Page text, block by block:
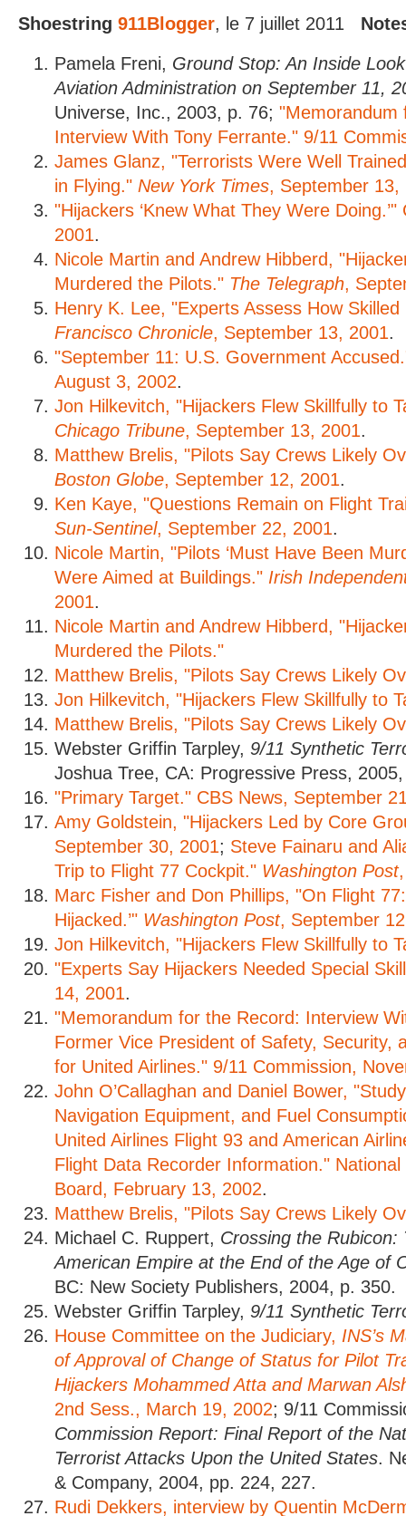
Shoestring 911Blogger, le 7 juillet 2011
Pamela Freni, Ground Stop: An Inside
Aviation Administration on September 11,
Universe, Inc., 2003, p. 76; "Memorandum
Interview With Tony Ferrante." 9/11
James Glanz, "Terrorists Were Well
in Flying." New York Times, September 13,
"Hijackers ‘Knew What They Were
2001.
Nicole Martin and Andrew Hibberd,
Murdered the Pilots." The Telegraph,
Henry K. Lee, "Experts Assess How
Francisco Chronicle, September 13, 2001.
"September 11: U.S. Government
August 3, 2002.
Jon Hilkevitch, "Hijackers Flew Skillfully to
Chicago Tribune, September 13, 2001.
Matthew Brelis, "Pilots Say Crews Likely
Boston Globe, September 12, 2001.
Ken Kaye, "Questions Remain on Flight
Sun-Sentinel, September 22, 2001.
Nicole Martin, "Pilots ‘Must Have Been
Were Aimed at Buildings." Irish
2001.
Nicole Martin and Andrew Hibberd,
Murdered the Pilots."
Matthew Brelis, "Pilots Say Crews Likely
Jon Hilkevitch, "Hijackers Flew Skillfully to
Matthew Brelis, "Pilots Say Crews Likely
Webster Griffin Tarpley, 9/11 Synthetic
Joshua Tree, CA: Progressive Press,
"Primary Target." CBS News, September
Amy Goldstein, "Hijackers Led by Core
September 30, 2001; Steve Fainaru and
Trip to Flight 77 Cockpit." Washington Post
Marc Fisher and Don Phillips, "On Flight
Hijacked.’" Washington Post, September
Jon Hilkevitch, "Hijackers Flew Skillfully to
"Experts Say Hijackers Needed Special
14, 2001.
"Memorandum for the Record: Interview
Former Vice President of Safety, Security,
for United Airlines." 9/11 Commission,
John O’Callaghan and Daniel Bower,
Navigation Equipment, and Fuel
United Airlines Flight 93 and American
Flight Data Recorder Information."
Board, February 13, 2002.
Matthew Brelis, "Pilots Say Crews Likely
Michael C. Ruppert, Crossing the Rubicon:
American Empire at the End of the Age of
BC: New Society Publishers, 2004, p. 350.
Webster Griffin Tarpley, 9/11 Synthetic
House Committee on the Judiciary, INS’s
of Approval of Change of Status for Pilot
Hijackers Mohammed Atta and Marwan
2nd Sess., March 19, 2002; 9/11
Commission Report: Final Report of the
Terrorist Attacks Upon the United States.
& Company, 2004, pp. 224, 227.
Rudi Dekkers, interview by Quentin